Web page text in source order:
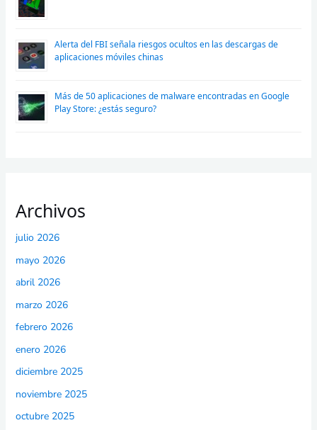
Alerta del FBI señala riesgos ocultos en las descargas de
aplicaciones móviles chinas
Más de 50 aplicaciones de malware encontradas en Google
Play Store: ¿estás seguro?
Archivos
julio 2026
mayo 2026
abril 2026
marzo 2026
febrero 2026
enero 2026
diciembre 2025
noviembre 2025
octubre 2025